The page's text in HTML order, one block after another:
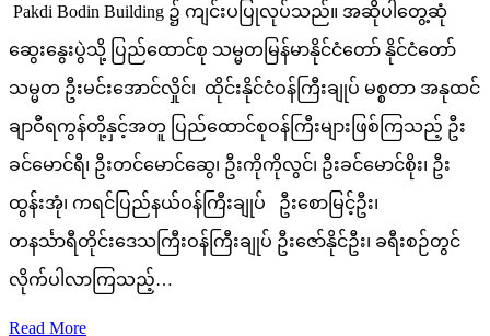
Pakdi Bodin Building ၌ ကျင်းပပြုလုပ်သည်။ အဆိုပါတွေ့ဆုံ
ဆွေးနွေးပွဲသို့ ပြည်ထောင်စု သမ္မတမြန်မာနိုင်ငံတော် နိုင်ငံတော်
သမ္မတ ဦးမင်းအောင်လှိုင်၊ ထိုင်းနိုင်ငံဝန်ကြီးချုပ် မစ္စတာ အနုထင်
ချာဝီရကွန်တို့နှင့်အတူ ပြည်ထောင်စုဝန်ကြီးများဖြစ်ကြသည့် ဦး
ခင်မောင်ရီ၊ ဦးတင်မောင်ဆွေ၊ ဦးကိုကိုလွင်၊ ဦးခင်မောင်စိုး၊ ဦး
ထွန်းအုံ၊ ကရင်ပြည်နယ်ဝန်ကြီးချုပ် ဦးစောမြင့်ဦး၊
တနင်္သာရီတိုင်းဒေသကြီးဝန်ကြီးချုပ် ဦးဇော်နိုင်ဦး၊ ခရီးစဉ်တွင်
လိုက်ပါလာကြသည့်…
Read More